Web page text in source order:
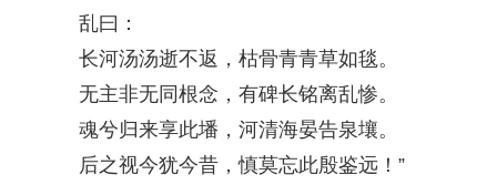
乱曰：
长河汤汤逝不返，枯骨青青草如毯。
无主非无同根念，有碑长铭离乱惨。
魂兮归来享此墦，河清海晏告泉壤。
后之视今犹今昔，慎莫忘此殷鉴远！”